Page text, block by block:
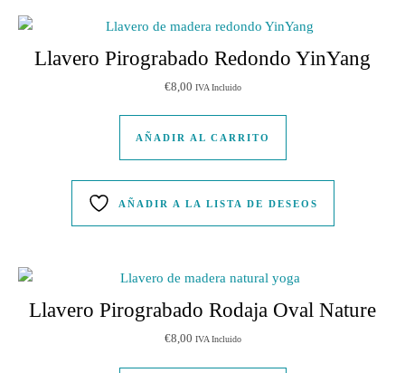
Llavero Pirograbado Redondo YinYang
€8,00 IVA Incluido
AÑADIR AL CARRITO
AÑADIR A LA LISTA DE DESEOS
Llavero Pirograbado Rodaja Oval Nature
€8,00 IVA Incluido